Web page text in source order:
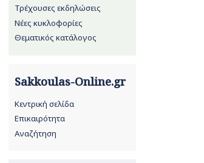
Τρέχουσες εκδηλώσεις
Νέες κυκλοφορίες
Θεματικός κατάλογος
Sakkoulas-Online.gr
Κεντρική σελίδα
Επικαιρότητα
Αναζήτηση